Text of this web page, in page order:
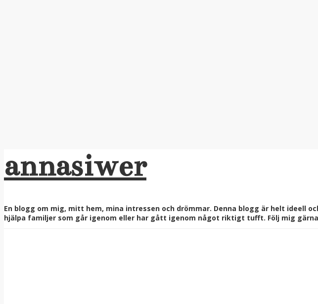
annasiwer
En blogg om mig, mitt hem, mina intressen och drömmar. Denna blogg är helt ideell
hjälpa familjer som går igenom eller har gått igenom något riktigt tufft. Följ mig